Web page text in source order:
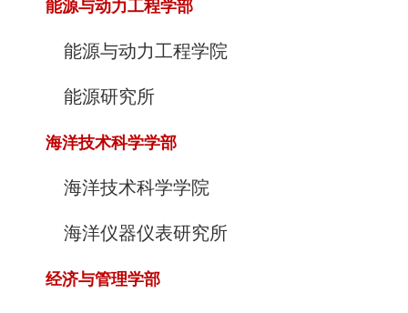
能源与动力工程学部
能源与动力工程学院
能源研究所
海洋技术科学学部
海洋技术科学学院
海洋仪器仪表研究所
经济与管理学部